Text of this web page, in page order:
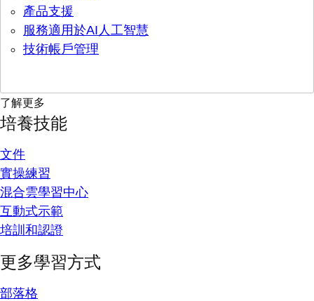
產品支援
服務適用於AI人工智慧
技術帳戶管理
了解更多
培養技能
文件
實操練習
混合雲學習中心
互動式示範
培訓和認證
更多學習方式
部落格